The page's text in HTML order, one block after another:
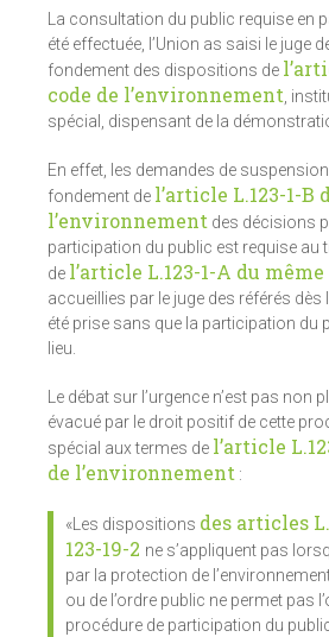
La consultation du public requise en
été effectuée, l’Union as saisi le juge
fondement des dispositions de
code de l’environnement ,
spécial, dispensant de la
En effet, les demandes de
fondement de l’article L.123-1-B
l’environnement des décisions
participation du public est requise au
de l’article L.123-1-A du même
accueillies par le juge des référés
été prise sans que la participation du
lieu.
Le débat sur l’urgence n’est pas non
évacué par le droit positif de cette
spécial aux termes de l’article
de l’environnement :
«Les dispositions des articles L.
123-19-2 ne s’appliquent pas
par la protection de
ou de l’ordre public ne permet pas
procédure de participation du public